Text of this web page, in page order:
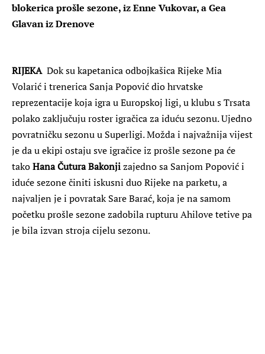
blokerica prošle sezone, iz Enne Vukovar, a Gea
Glavan iz Drenove
RIJEKADok su kapetanica odbojkašica Rijeke Mia
Volarić i trenerica Sanja Popović dio hrvatske
reprezentacije koja igra u Europskoj ligi, u klubu s Trsata
polako zaključuju roster igračica za iduću sezonu. Ujedno
povratničku sezonu u Superligi. Možda i najvažnija vijest
je da u ekipi ostaju sve igračice iz prošle sezone pa će
takoHana Čutura Bakonjizajedno sa Sanjom Popović i
iduće sezone činiti iskusni duo Rijeke na parketu, a
najvaljen je i povratak Sare Barać, koja je na samom
početku prošle sezone zadobila rupturu Ahilove tetive pa
je bila izvan stroja cijelu sezonu.